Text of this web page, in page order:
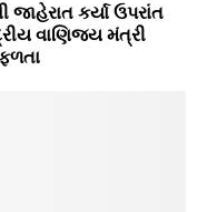
કર્યા ઉપરાંત
વાણિજ્ય મંત્રી